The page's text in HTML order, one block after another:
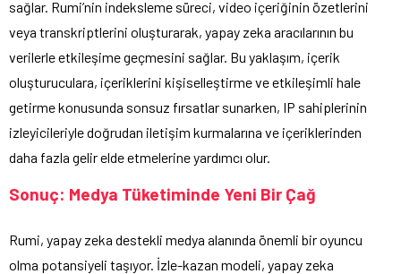
sağlar. Rumi’nin indeksleme süreci, video içeriğinin özetlerini
veya transkriptlerini oluşturarak, yapay zeka aracılarının bu
verilerle etkileşime geçmesini sağlar. Bu yaklaşım, içerik
oluşturuculara, içeriklerini kişiselleştirme ve etkileşimli hale
getirme konusunda sonsuz fırsatlar sunarken, IP sahiplerinin
izleyicileriyle doğrudan iletişim kurmalarına ve içeriklerinden
daha fazla gelir elde etmelerine yardımcı olur.
Sonuç: Medya Tüketiminde Yeni Bir Çağ
Rumi, yapay zeka destekli medya alanında önemli bir oyuncu
olma potansiyeli taşıyor. İzle-kazan modeli, yapay zeka